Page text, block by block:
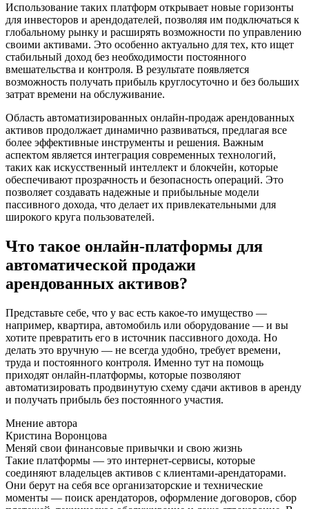
Использование таких платформ открывает новые горизонты
для инвесторов и арендодателей, позволяя им подключаться к
глобальному рынку и расширять возможности по управлению
своими активами. Это особенно актуально для тех, кто ищет
стабильный доход без необходимости постоянного
вмешательства и контроля. В результате появляется
возможность получать прибыль круглосуточно и без больших
затрат времени на обслуживание.
Область автоматизированных онлайн-продаж арендованных
активов продолжает динамично развиваться, предлагая все
более эффективные инструменты и решения. Важным
аспектом является интеграция современных технологий,
таких как искусственный интеллект и блокчейн, которые
обеспечивают прозрачность и безопасность операций. Это
позволяет создавать надежные и прибыльные модели
пассивного дохода, что делает их привлекательными для
широкого круга пользователей.
Что такое онлайн-платформы для
автоматической продажи
арендованных активов?
Представьте себе, что у вас есть какое-то имущество —
например, квартира, автомобиль или оборудование — и вы
хотите превратить его в источник пассивного дохода. Но
делать это вручную — не всегда удобно, требует времени,
труда и постоянного контроля. Именно тут на помощь
приходят онлайн-платформы, которые позволяют
автоматизировать продвинутую схему сдачи активов в аренду
и получать прибыль без постоянного участия.
Мнение автора
Кристина Воронцова
Меняй свои финансовые привычки и свою жизнь
Такие платформы — это интернет-сервисы, которые
соединяют владельцев активов с клиентами-арендаторами.
Они берут на себя все организаторские и технические
моменты — поиск арендаторов, оформление договоров, сбор